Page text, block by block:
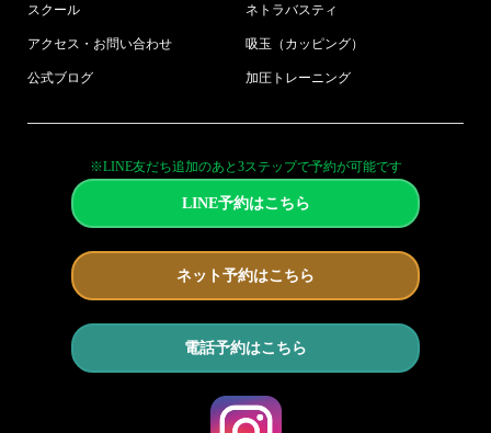
スクール
アクセス・お問い合わせ
公式ブログ
ネトラバスティ
吸玉（カッピング）
加圧トレーニング
※LINE友だち追加のあと3ステップで予約が可能です
LINE予約はこちら
ネット予約はこちら
電話予約はこちら